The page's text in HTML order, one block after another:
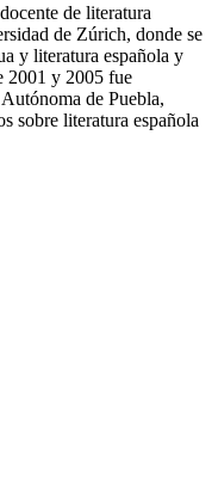
de literatura
de Zúrich, donde se
y literatura española y
2001 y 2005 fue
de Puebla,
sobre literatura española